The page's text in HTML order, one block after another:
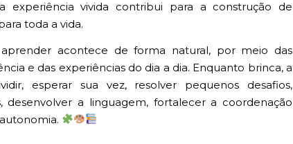
experiência vivida contribui para a construção de
toda a vida.
aprender acontece de forma natural, por meio das
e das experiências do dia a dia. Enquanto brinca, a
esperar sua vez, resolver pequenos desafios,
desenvolver a linguagem, fortalecer a coordenação